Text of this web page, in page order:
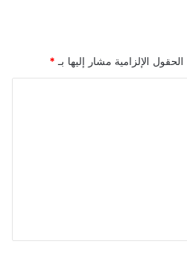
الحقول الإلزامية مشار إليها بـ *